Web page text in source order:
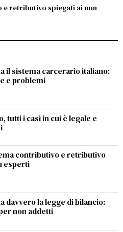
e retributivo spiegati ai non
il sistema carcerario italiano:
e problemi
tutti i casi in cui è legale e
contributivo e retributivo
esperti
davvero la legge di bilancio:
non addetti